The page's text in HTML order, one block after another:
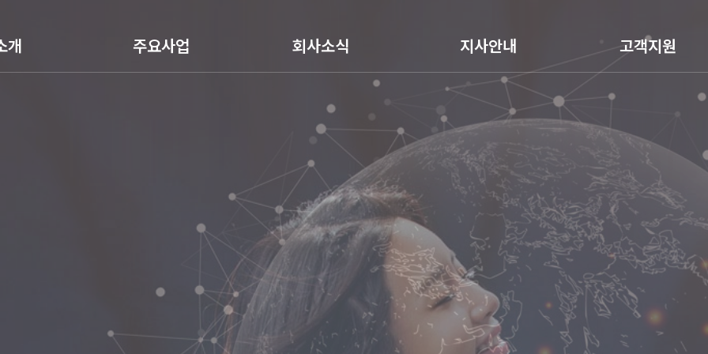
개 주요사업 회사소식 지사안내 고객지원